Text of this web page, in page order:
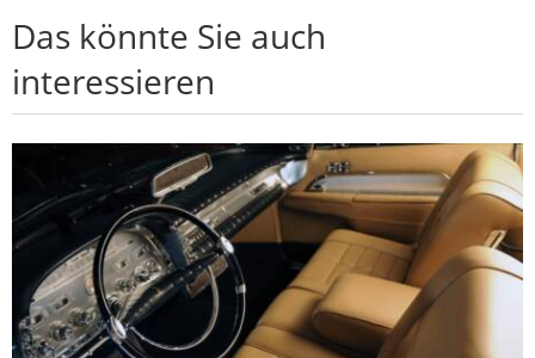
Das könnte Sie auch
interessieren